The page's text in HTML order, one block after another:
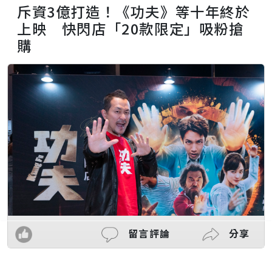
斥資3億打造！《功夫》等十年終於
上映 快閃店「20款限定」吸粉搶
購
留言評論 分享